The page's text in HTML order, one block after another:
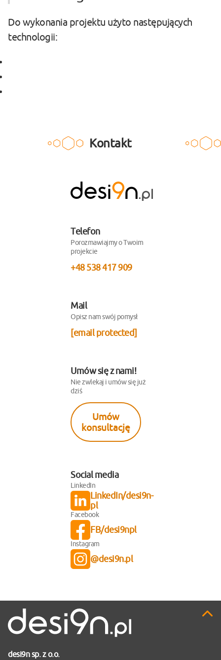
Do wykonania projektu użyto następujących
technologii:
Kontakt
Telefon
Porozmawiajmy o Twoim
projekcie
+48 538 417 909
Mail
Opisz nam swój pomysł
[email protected]
Umów się z nami!
Nie zwlekaj i umów się już
dziś
Umów
konsultację
Social media
LinkedIn
LinkedIn/desi9n-
pl
Facebook
FB/desi9npl
Instagram
@desi9n.pl
desi9n sp. z o.o.